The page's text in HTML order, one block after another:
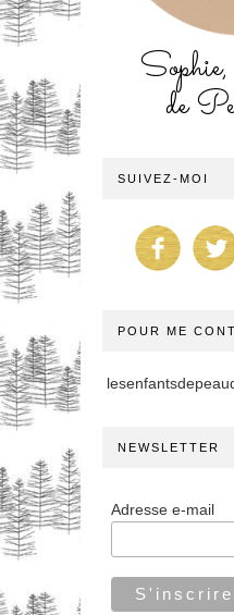
de
SUIVEZ-MOI
POUR ME
NEWSLETTER
Adresse e-mail